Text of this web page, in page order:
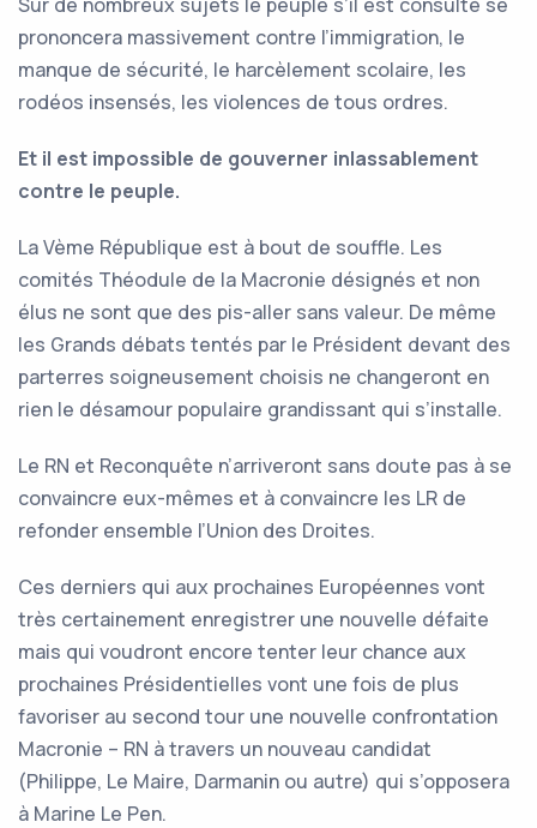
prononcera massivement contre l’immigration, le
manque de sécurité, le harcèlement scolaire, les
rodéos insensés, les violences de tous ordres.
Et il est impossible de gouverner inlassablement
contre le peuple.
La Vème République est à bout de souffle. Les
comités Théodule de la Macronie désignés et non
élus ne sont que des pis-aller sans valeur. De même
les Grands débats tentés par le Président devant des
parterres soigneusement choisis ne changeront en
rien le désamour populaire grandissant qui s’installe.
Le RN et Reconquête n’arriveront sans doute pas à se
convaincre eux-mêmes et à convaincre les LR de
refonder ensemble l’Union des Droites.
Ces derniers qui aux prochaines Européennes vont
très certainement enregistrer une nouvelle défaite
mais qui voudront encore tenter leur chance aux
prochaines Présidentielles vont une fois de plus
favoriser au second tour une nouvelle confrontation
Macronie – RN à travers un nouveau candidat
(Philippe, Le Maire, Darmanin ou autre) qui s’opposera
à Marine Le Pen.